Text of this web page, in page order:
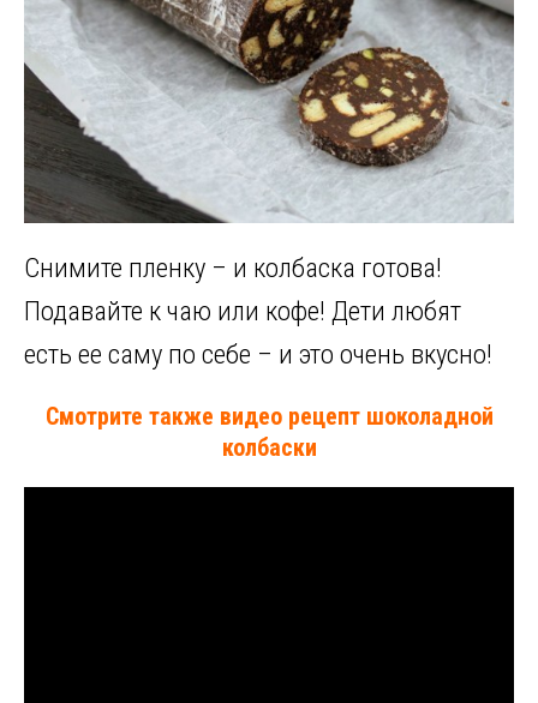
Снимите пленку – и колбаска готова!
Подавайте к чаю или кофе! Дети любят
есть ее саму по себе – и это очень вкусно!
Смотрите также видео рецепт шоколадной
колбаски